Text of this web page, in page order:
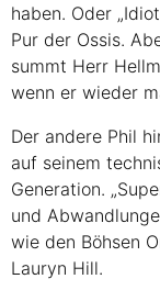
haben. Oder
Pur der Ossis.
summt Herr
wenn er wieder
Der andere Phil
auf seinem
Generation.
und
wie den Böhsen
Lauryn Hill.